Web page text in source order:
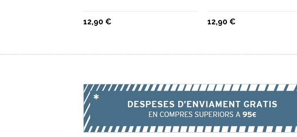
12,90 € 12,90 €